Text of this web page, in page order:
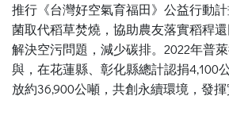
推行《台灣好空氣育福田》公益行動
菌取代稻草焚燒，協助農友落實稻稈
解決空污問題，減少碳排。2022年普
與，在花蓮縣、彰化縣總計認捐4,100
放約36,900公噸，共創永續環境，發揮